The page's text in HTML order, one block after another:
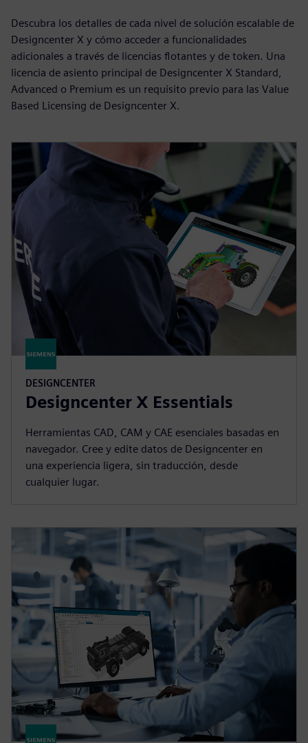
Descubra los detalles de cada nivel de solución escalable de
Designcenter X y cómo acceder a funcionalidades
adicionales a través de licencias flotantes y de token. Una
licencia de asiento principal de Designcenter X Standard,
Advanced o Premium es un requisito previo para las Value
Based Licensing de Designcenter X.
DESIGNCENTER
Designcenter X Essentials
Herramientas CAD, CAM y CAE esenciales basadas en
navegador. Cree y edite datos de Designcenter en
una experiencia ligera, sin traducción, desde
cualquier lugar.